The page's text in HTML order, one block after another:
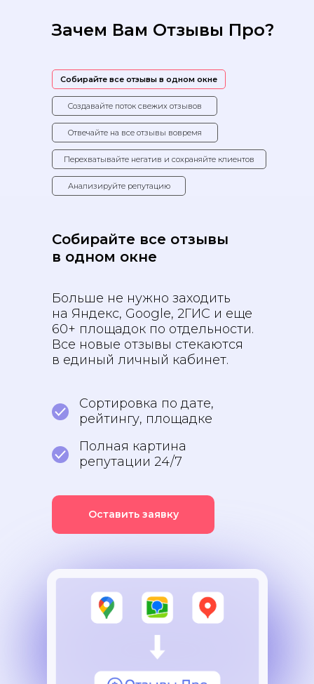
Зачем Вам Отзывы Про?
Анализируйте репутацию
Перехватывайте негатив и сохраняйте клиентов
Отвечайте на все отзывы вовремя
Создавайте поток свежих отзывов
Собирайте все отзывы в одном окне
Больше не нужно заходить
на Яндекс, Google, 2ГИС и еще
60+ площадок по отдельности.
Все новые отзывы стекаются
в единый личный кабинет.
Полная картина
репутации 24/7
Собирайте все отзывы
в одном окне
Сортировка по дате,
рейтингу, площадке
Оставить заявку